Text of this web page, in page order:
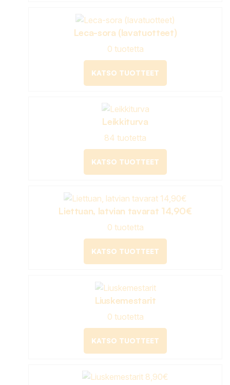
Leca-sora (lavatuotteet)
0 tuotetta
KATSO TUOTTEET
Leikkiturva
84 tuotetta
KATSO TUOTTEET
Liettuan, latvian tavarat 14,90€
0 tuotetta
KATSO TUOTTEET
Liuskemestarit
0 tuotetta
KATSO TUOTTEET